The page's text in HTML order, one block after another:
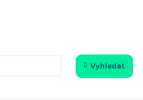
Vyhledat